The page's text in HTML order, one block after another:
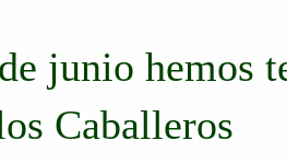
junio hemos
Caballeros